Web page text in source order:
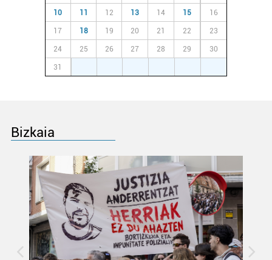
Lortu zure datu pertsonalak prozesatzeko moduari
buruzko informazio gehiago eta ezarri zure lehentasunak
datuen atalean. Edozein unetan alda edo ken dezakezu
zure baimena Cookieen adierazpenean.
baliatzen gara. Ohar hau onartuz gero, teknologia hori
erabiltzeko baimen esplizitua ematen diguzu.
irakurri
10 11 12 13 14 15 16
17 18 19 20 21 22 23
24 25 26 27 28 29 30
31
Bizkaia